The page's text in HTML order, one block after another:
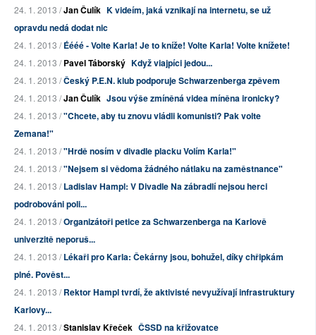
24. 1. 2013 /Jan Čulík K videím, jaká vznikají na internetu, se už
opravdu nedá dodat nic
24. 1. 2013 /Éééé - Volte Karla! Je to kníže! Volte Karla! Volte knížete!
24. 1. 2013 /Pavel Táborský Když viajpíci jedou...
24. 1. 2013 /Český P.E.N. klub podporuje Schwarzenberga zpěvem
24. 1. 2013 /Jan Čulík Jsou výše zmíněná videa míněna ironicky?
24. 1. 2013 /"Chcete, aby tu znovu vládli komunisti? Pak volte
Zemana!"
24. 1. 2013 /"Hrdě nosím v divadle placku Volím Karla!"
24. 1. 2013 /"Nejsem si vědoma žádného nátlaku na zaměstnance"
24. 1. 2013 /Ladislav Hampl: V Divadle Na zábradlí nejsou herci
podrobováni poli...
24. 1. 2013 /Organizátoři petice za Schwarzenberga na Karlově
univerzitě neporuš...
24. 1. 2013 /Lékaři pro Karla: Čekárny jsou, bohužel, díky chřipkám
plné. Pověst...
24. 1. 2013 /Rektor Hampl tvrdí, že aktivisté nevyužívají infrastruktury
Karlovy...
24. 1. 2013 /Stanislav Křeček ČSSD na křižovatce